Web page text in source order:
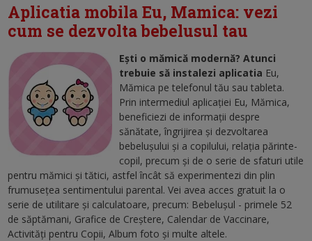
Aplicatia mobila Eu, Mamica: vezi
cum se dezvolta bebelusul tau
Ești o mămică modernă? Atunci
trebuie să instalezi aplicatia Eu,
Mămica pe telefonul tău sau tableta.
Prin intermediul aplicaţiei Eu, Mămica,
beneficiezi de informaţii despre
sănătate, îngrijirea şi dezvoltarea
bebelușului și a copilului, relaţia părinte-
copil, precum şi de o serie de sfaturi utile
pentru mămici şi tătici, astfel încât să experimentezi din plin
frumuseţea sentimentului parental. Vei avea acces gratuit la o
serie de utilitare şi calculatoare, precum: Bebeluşul - primele 52
de săptămani, Grafice de Creştere, Calendar de Vaccinare,
Activităţi pentru Copii, Album foto şi multe altele.